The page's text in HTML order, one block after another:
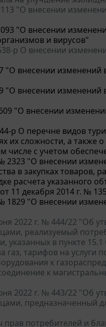
"О внесении
"О внесении
и вирусов"
р О внесении
внесении изменений
внесении изменений
"О внесении
р О перечне видов
сложности, а также о
с учетом
2323 "О внесении
в закупках товаров,
расчета указанного
11 декабря 2014 г. №
1829 "О внесении
2022 г. № 444/22 "Об
реализуемый
указанных в пункте
тарифов на услуги
к
к
2022 г. № 443/22 "Об
предназначенный
потребителей и